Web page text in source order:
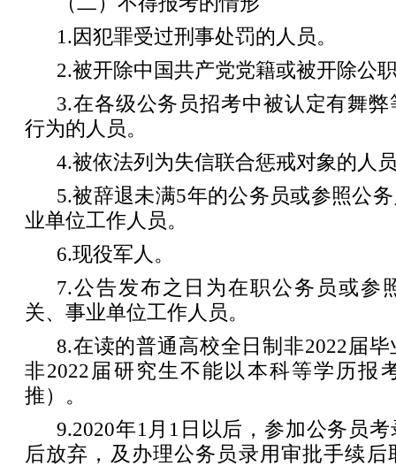
1.因犯罪受过刑事处罚的人员。
2.被开除中国共产党党籍或被开除公
3.在各级公务员招考中被认定有舞
行为的人员。
4.被依法列为失信联合惩戒对象的人
5.被辞退未满5年的公务员或参照公
业单位工作人员。
6.现役军人。
7.公告发布之日为在职公务员或参
关、事业单位工作人员。
8.在读的普通高校全日制非2022届
非2022届研究生不能以本科等学历报
推）。
9.2020年1月1日以后，参加公务员
后放弃，及办理公务员录用审批手续